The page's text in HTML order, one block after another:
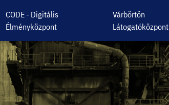
CODE - Digitális
Élményközpont
Várbörtön
Látogatóközpont